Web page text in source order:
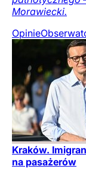
Morawiecki.
Opinie
Kraków.
na pasażerów